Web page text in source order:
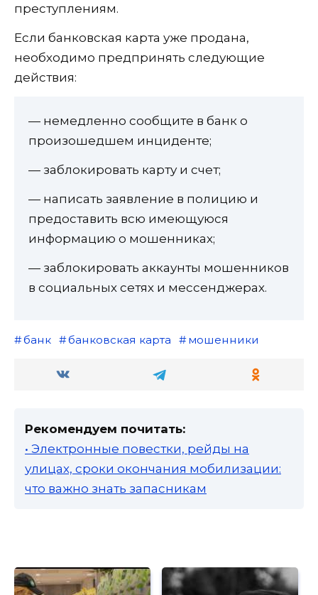
преступлениям.
Если банковская карта уже продана,
необходимо предпринять следующие
действия:
— немедленно сообщите в банк о
произошедшем инциденте;
— заблокировать карту и счет;
— написать заявление в полицию и
предоставить всю имеющуюся
информацию о мошенниках;
— заблокировать аккаунты мошенников
в социальных сетях и мессенджерах.
банк банковская карта мошенники
Рекомендуем почитать:
• Электронные повестки, рейды на
улицах, сроки окончания мобилизации:
что важно знать запасникам